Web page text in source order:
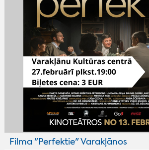
Filma "Perfektie" Varakļānos